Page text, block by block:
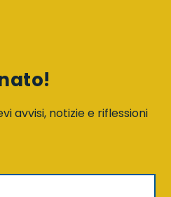
avvisi, notizie e riflessioni